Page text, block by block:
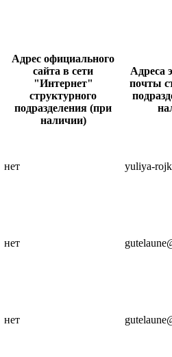
Адрес официального
сайта в сети
"Интернет"
структурного
подразделения (при
наличии)
Адреса
почты
нет yuliya-
нет
нет